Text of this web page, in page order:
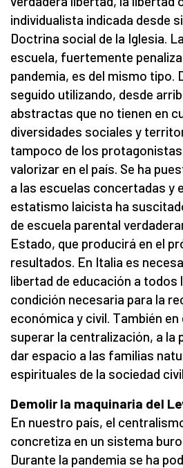
individualista indicada desde
Doctrina social de la Iglesia.
escuela, fuertemente
pandemia, es del mismo tipo.
seguido utilizando, desde
abstractas que no tienen en
diversidades sociales y
tampoco de los protagonistas
valorizar en el país. Se ha
a las escuelas concertadas y
estatismo laicista ha
de escuela parental
Estado, que producirá en el
resultados. En Italia es
libertad de educación a todos
condición necesaria para la
económica y civil. También
superar la centralización, a la
dar espacio a las familias
espirituales de la sociedad civil.
Demolir la maquinaria del
En nuestro país, el
concretiza en un sistema
Durante la pandemia se ha